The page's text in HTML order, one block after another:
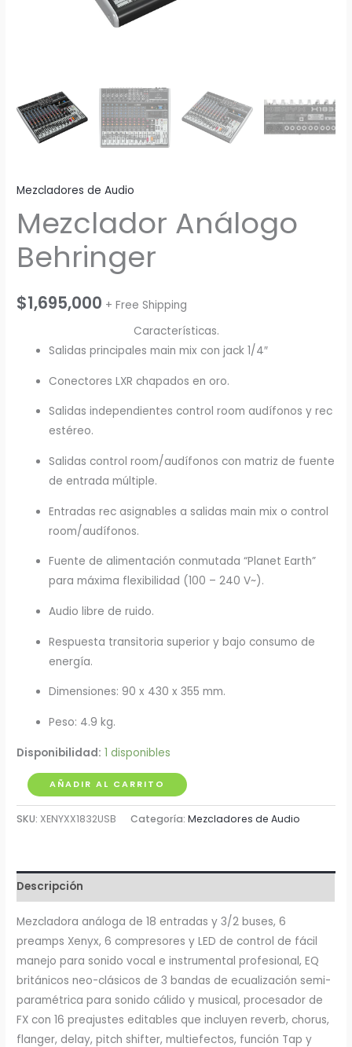
Mezcladores de Audio
Mezclador Análogo
Behringer
$1,695,000 + Free Shipping
Características.
Salidas principales main mix con jack 1/4″
Conectores LXR chapados en oro.
Salidas independientes control room audífonos y rec
estéreo.
Salidas control room/audífonos con matriz de fuente
de entrada múltiple.
Entradas rec asignables a salidas main mix o control
room/audífonos.
Fuente de alimentación conmutada “Planet Earth”
para máxima flexibilidad (100 – 240 V~).
Audio libre de ruido.
Respuesta transitoria superior y bajo consumo de
energía.
Dimensiones: 90 x 430 x 355 mm.
Peso: 4.9 kg.
Disponibilidad: 1 disponibles
Mezclador
Análogo
Behringer
AÑADIR AL CARRITO
SKU: XENYXX1832USB Categoría:Mezcladores de Audio
Descripción
Mezcladora análoga de 18 entradas y 3/2 buses, 6
preamps Xenyx, 6 compresores y LED de control de fácil
manejo para sonido vocal e instrumental profesional, EQ
británicos neo-clásicos de 3 bandas de ecualización semi-
paramétrica para sonido cálido y musical, procesador de
FX con 16 preajustes editables que incluyen reverb, chorus,
flanger, delay, pitch shifter, multiefectos, función Tap y